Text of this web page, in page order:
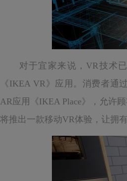
对于宜家来说，VR技术已
《IKEA VR》应用。消费者通
AR应用《IKEA Place》，允许
将推出一款移动VR体验，让拥